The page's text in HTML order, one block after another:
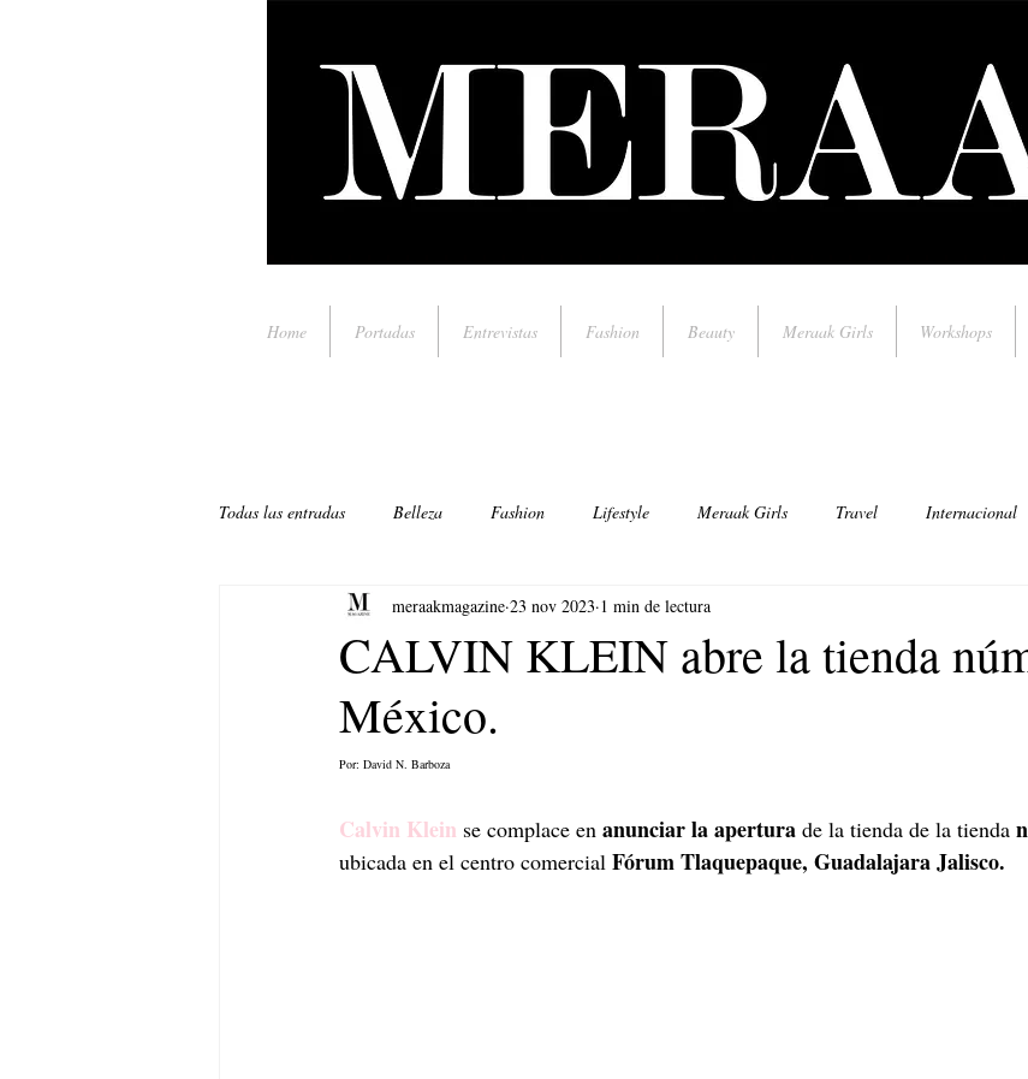
Home Portadas Entrevistas Fashion Beauty Meraak Girls Workshops
Todas las entradas Belleza Fashion Lifestyle Meraak Girls Travel Internacional
Música. Arte
CALVIN KLEIN abre la tienda
México.
meraakmagazine 23 nov 2023 1 min de lectura
Por: David N. Barboza
Calvin Klein se complace en anunciar la apertura de la tienda de la tienda
ubicada en el centro comercial Fórum Tlaquepaque, Guadalajara Jalisco.